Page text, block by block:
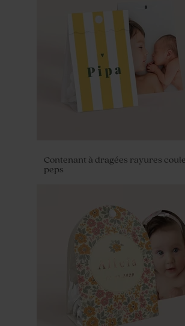
Dragées baptême bleues 1 kg (± 240
Contenant à dragées rayures
peps